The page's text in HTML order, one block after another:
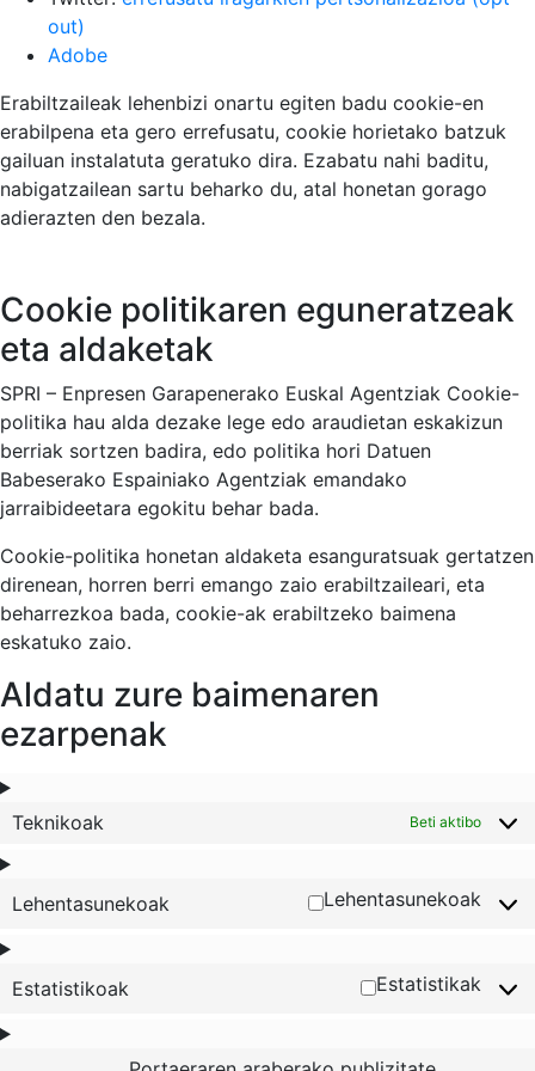
out)
Adobe
Erabiltzaileak lehenbizi onartu egiten badu cookie-en
erabilpena eta gero errefusatu, cookie horietako batzuk
gailuan instalatuta geratuko dira. Ezabatu nahi baditu,
nabigatzailean sartu beharko du, atal honetan gorago
adierazten den bezala.
Cookie politikaren eguneratzeak
eta aldaketak
SPRI – Enpresen Garapenerako Euskal Agentziak Cookie-
politika hau alda dezake lege edo araudietan eskakizun
berriak sortzen badira, edo politika hori Datuen
Babeserako Espainiako Agentziak emandako
jarraibideetara egokitu behar bada.
Cookie-politika honetan aldaketa esanguratsuak gertatzen
direnean, horren berri emango zaio erabiltzaileari, eta
beharrezkoa bada, cookie-ak erabiltzeko baimena
eskatuko zaio.
Aldatu zure baimenaren
ezarpenak
Teknikoak Beti aktibo
Lehentasunekoak Lehentasunekoak
Estatistikoak Estatistikak